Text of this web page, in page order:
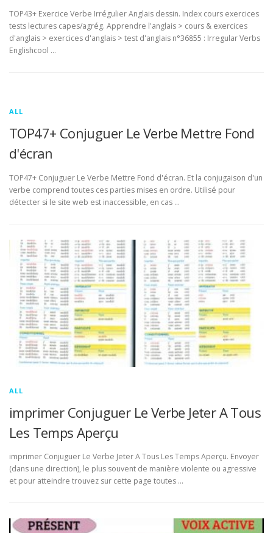
TOP43+ Exercice Verbe Irrégulier Anglais dessin. Index cours exercices
tests lectures capes/agrég. Apprendre l'anglais > cours & exercices
d'anglais > exercices d'anglais > test d'anglais n°36855 : Irregular Verbs
Englishcool …
ALL
TOP47+ Conjuguer Le Verbe Mettre Fond
d'écran
TOP47+ Conjuguer Le Verbe Mettre Fond d'écran. Et la conjugaison d'un
verbe comprend toutes ces parties mises en ordre. Utilisé pour
détecter si le site web est inaccessible, en cas …
ALL
imprimer Conjuguer Le Verbe Jeter A Tous
Les Temps Aperçu
imprimer Conjuguer Le Verbe Jeter A Tous Les Temps Aperçu. Envoyer
(dans une direction), le plus souvent de manière violente ou agressive
et pour atteindre trouvez sur cette page toutes …